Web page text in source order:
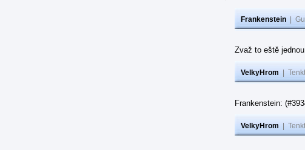
Frankenstein
Zvaž to eště
VelkyHrom
Frankenstein:
VelkyHrom